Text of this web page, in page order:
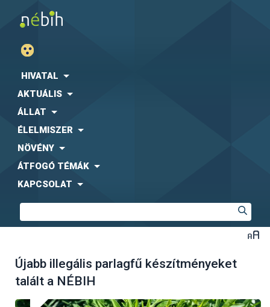
HIVATAL
AKTUÁLIS
ÁLLAT
ÉLELMISZER
NÖVÉNY
ÁTFOGÓ TÉMÁK
KAPCSOLAT
Újabb illegális parlagfű készítményeket
talált a NÉBIH